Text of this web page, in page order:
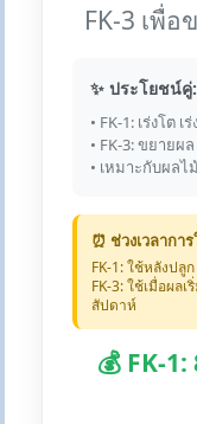
FK-3 เพื่
✨ ประโยชน์คู่:
• FK-1: เร่งโต เ
• FK-3: ขยาย
• เหมาะกับผล
⏰ ช่วงเวลากา
FK-1: ใช้หลังป
FK-3: ใช้เมื่อผล
สัปดาห์
💰 FK-